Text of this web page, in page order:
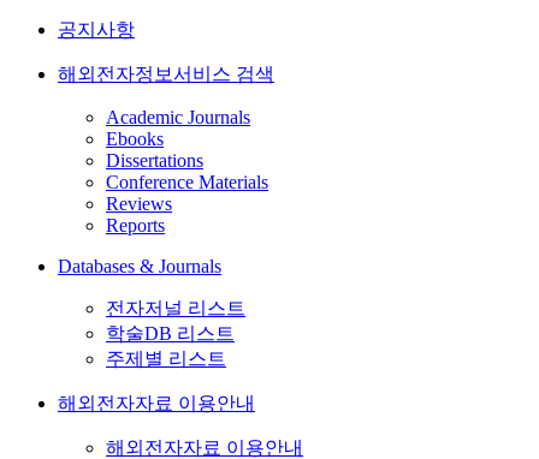
공지사항
해외전자정보서비스 검색
Academic Journals
Ebooks
Dissertations
Conference Materials
Reviews
Reports
Databases & Journals
전자저널 리스트
학술DB 리스트
주제별 리스트
해외전자자료 이용안내
해외전자자료 이용안내